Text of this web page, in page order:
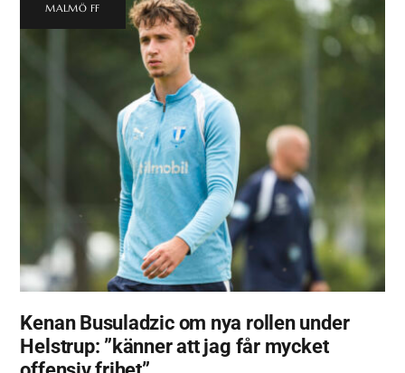
MALMÖ FF
Kenan Busuladzic om nya rollen under
Helstrup: ”känner att jag får mycket